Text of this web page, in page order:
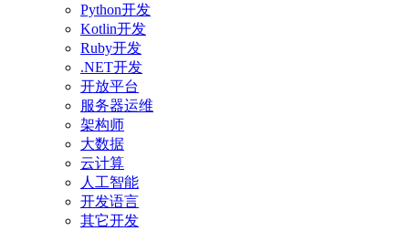
Python开发
Kotlin开发
Ruby开发
.NET开发
开放平台
服务器运维
架构师
大数据
云计算
人工智能
开发语言
其它开发